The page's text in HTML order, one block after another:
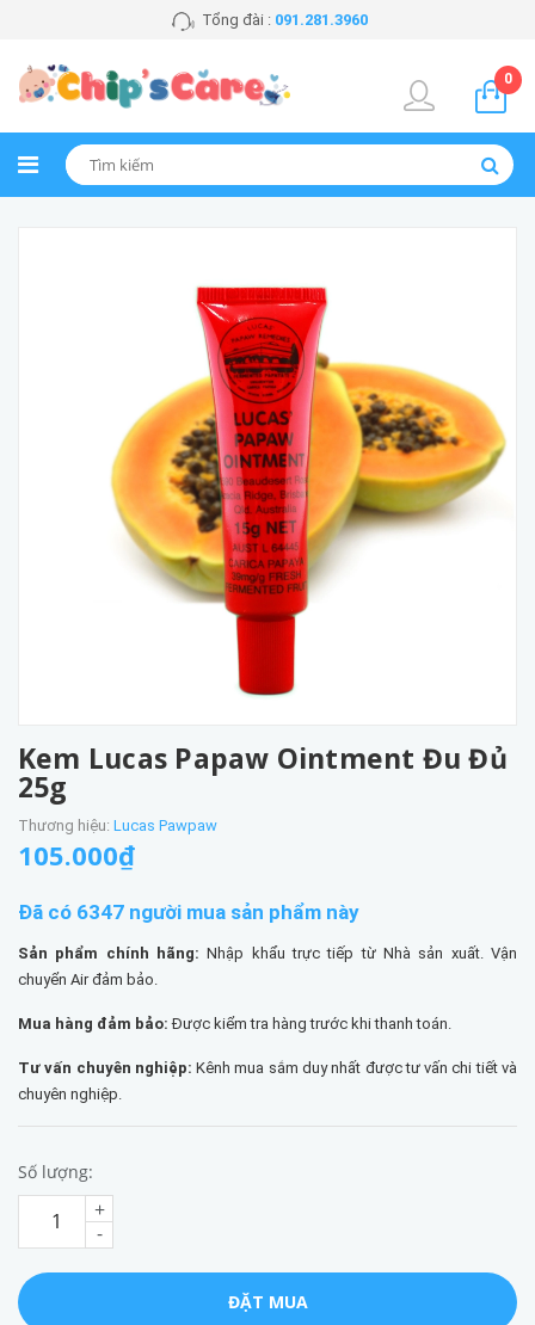
Tổng đài : 091.281.3960
0
Kem Lucas Papaw Ointment Đu Đủ
25g
Thương hiệu: Lucas Pawpaw
105.000₫
Đã có 6347 người mua sản phẩm này
Sản phẩm chính hãng: Nhập khẩu trực tiếp từ Nhà sản xuất. Vận
chuyển Air đảm bảo.
Mua hàng đảm bảo: Được kiểm tra hàng trước khi thanh toán.
Tư vấn chuyên nghiệp: Kênh mua sắm duy nhất được tư vấn chi tiết và
chuyên nghiệp.
Số lượng:
-
+
ĐẶT MUA